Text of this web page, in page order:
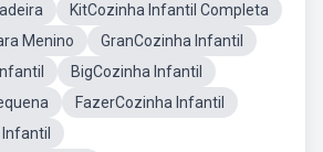
KitCozinha Infantil Completa
Menino
GranCozinha Infantil
BigCozinha Infantil
FazerCozinha Infantil